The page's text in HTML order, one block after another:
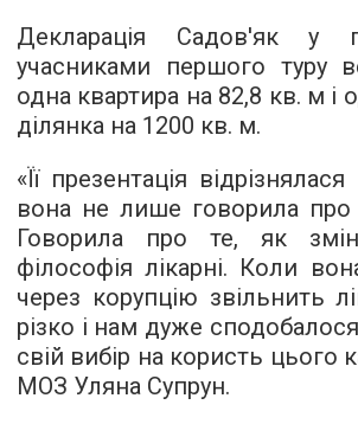
Декларація Садов'як у
учасниками першого туру
одна квартира на 82,8 кв. м і
ділянка на 1200 кв. м.
«Її презентація
вона не лише говорила про
Говорила про те, як
філософія лікарні. Коли
через корупцію звільнить
різко і нам дуже
свій вибір на користь цього
МОЗ Уляна Супрун.